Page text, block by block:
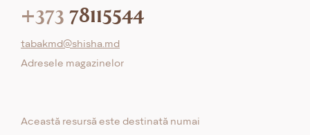
+373 78115544
tabakmd@shisha.md
Adresele magazinelor
Această resursă este destinată numai